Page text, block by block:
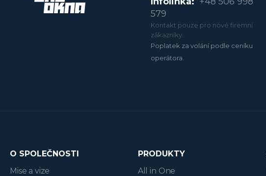
579
Kontakt pouze pro nové firemní
zákazníky.
Poplatek za volání podle ceníku
operátora.
O SPOLEČNOSTI
Mise a vize
PRODUKTY
All in One